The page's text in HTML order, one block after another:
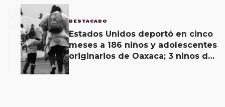
3 DESTACADO
Estados Unidos deportó en cinco
meses a 186 niños y adolescentes
originarios de Oaxaca; 3 niños de